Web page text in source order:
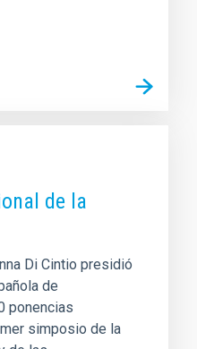
de la
Di Cintio presidió
de
ponencias
simposio de la